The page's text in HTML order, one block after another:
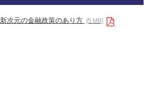
新次元の金融政策のあり方 [5 MB]